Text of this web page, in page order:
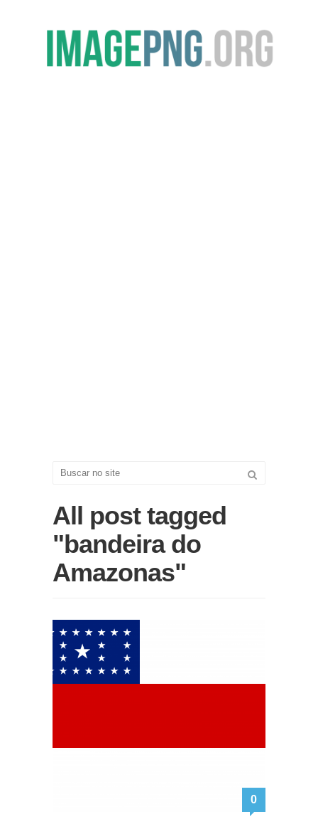
All post tagged
"bandeira do
Amazonas"
0